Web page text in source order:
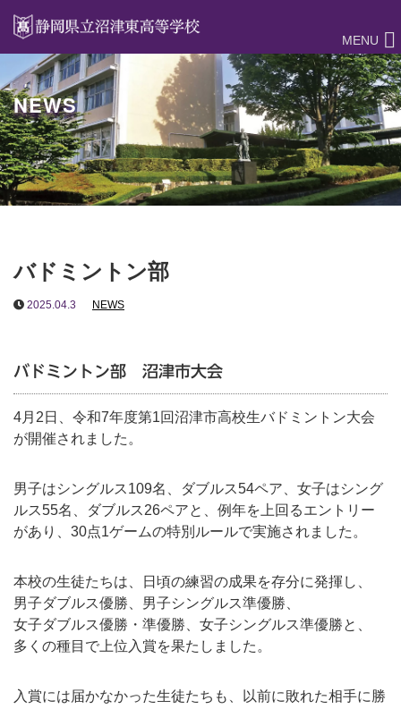
MENU
NEWS
バドミントン部
2025.04.3 NEWS
バドミントン部 沼津市大会
4月2日、令和7年度第1回沼津市高校生バドミントン大会
が開催されました。
男子はシングルス109名、ダブルス54ペア、女子はシング
ルス55名、ダブルス26ペアと、例年を上回るエントリー
があり、30点1ゲームの特別ルールで実施されました。
本校の生徒たちは、日頃の練習の成果を存分に発揮し、
男子ダブルス優勝、男子シングルス準優勝、
女子ダブルス優勝・準優勝、女子シングルス準優勝と、
多くの種目で上位入賞を果たしました。
入賞には届かなかった生徒たちも、以前に敗れた相手に勝